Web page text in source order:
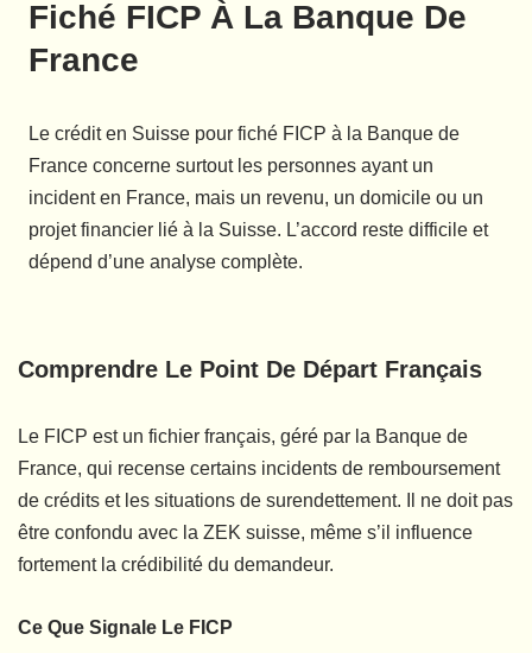
Fiché FICP À La Banque De
France
Le crédit en Suisse pour fiché FICP à la Banque de
France concerne surtout les personnes ayant un
incident en France, mais un revenu, un domicile ou un
projet financier lié à la Suisse. L’accord reste difficile et
dépend d’une analyse complète.
Comprendre Le Point De Départ Français
Le FICP est un fichier français, géré par la Banque de
France, qui recense certains incidents de remboursement
de crédits et les situations de surendettement. Il ne doit pas
être confondu avec la ZEK suisse, même s’il influence
fortement la crédibilité du demandeur.
Ce Que Signale Le FICP